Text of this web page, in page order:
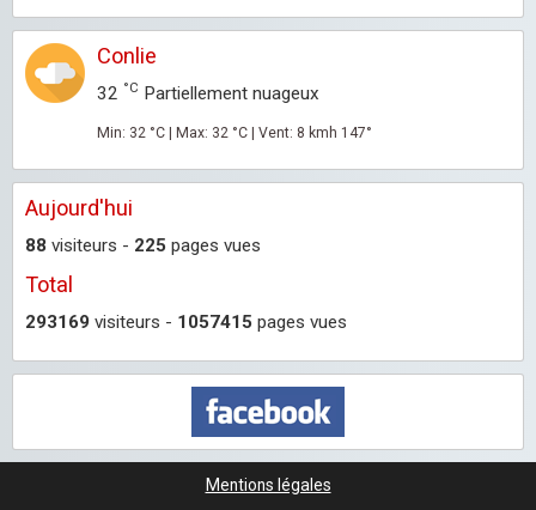
Conlie
32 °C Partiellement nuageux
Min: 32 °C | Max: 32 °C | Vent: 8 kmh 147°
Aujourd'hui
88 visiteurs - 225 pages vues
Total
293169 visiteurs - 1057415 pages vues
Mentions légales